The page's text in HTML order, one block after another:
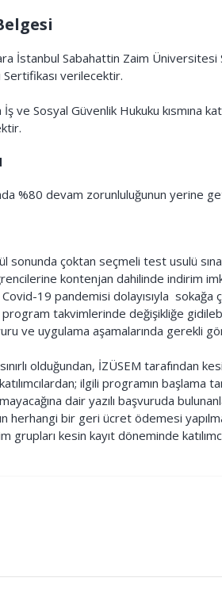
İstanbul Sabahattin Zaim
Sertifikası verilecektir.
ve Sosyal Güvenlik Hukuku kısmına
%80 devam zorunluluğunun yerine
sonunda çoktan seçmeli test usulü
kontenjan dahilinde indirim
19 pandemisi dolayısıyla sokağa
takvimlerinde değişikliğe
ve uygulama aşamalarında gerekli
olduğundan, İZÜSEM tarafından
ilgili programın başlama
dair yazılı başvuruda
herhangi bir geri ücret ödemesi
kesin kayıt döneminde